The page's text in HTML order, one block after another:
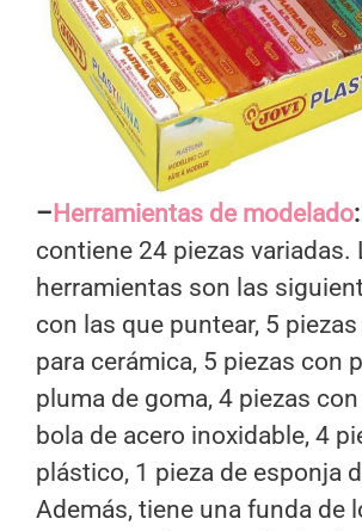
– Herramientas de modelado:
contiene 24 piezas variadas.
herramientas son las
con las que puntear, 5
para cerámica, 5 piezas con
pluma de goma, 4 piezas
bola de acero inoxidable, 4
plástico, 1 pieza de esponja
Además, tiene una funda de